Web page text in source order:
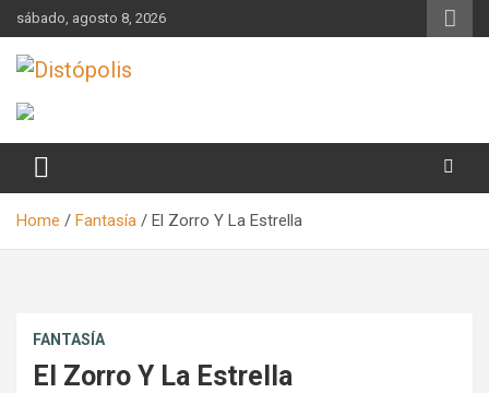
Skip
to
content
sábado, agosto 8, 2026
Distópolis
Home Fantasía El Zorro Y La Estrella
FANTASÍA
El Zorro Y La Estrella